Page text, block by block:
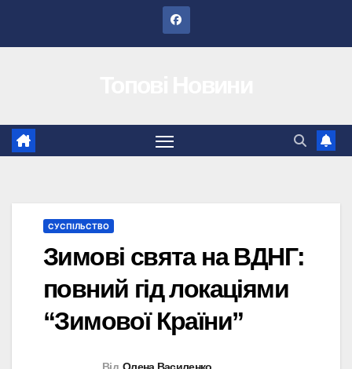
СУСПІЛЬСТВО
Зимові свята на ВДНГ:
повний гід локаціями
“Зимової Країни”